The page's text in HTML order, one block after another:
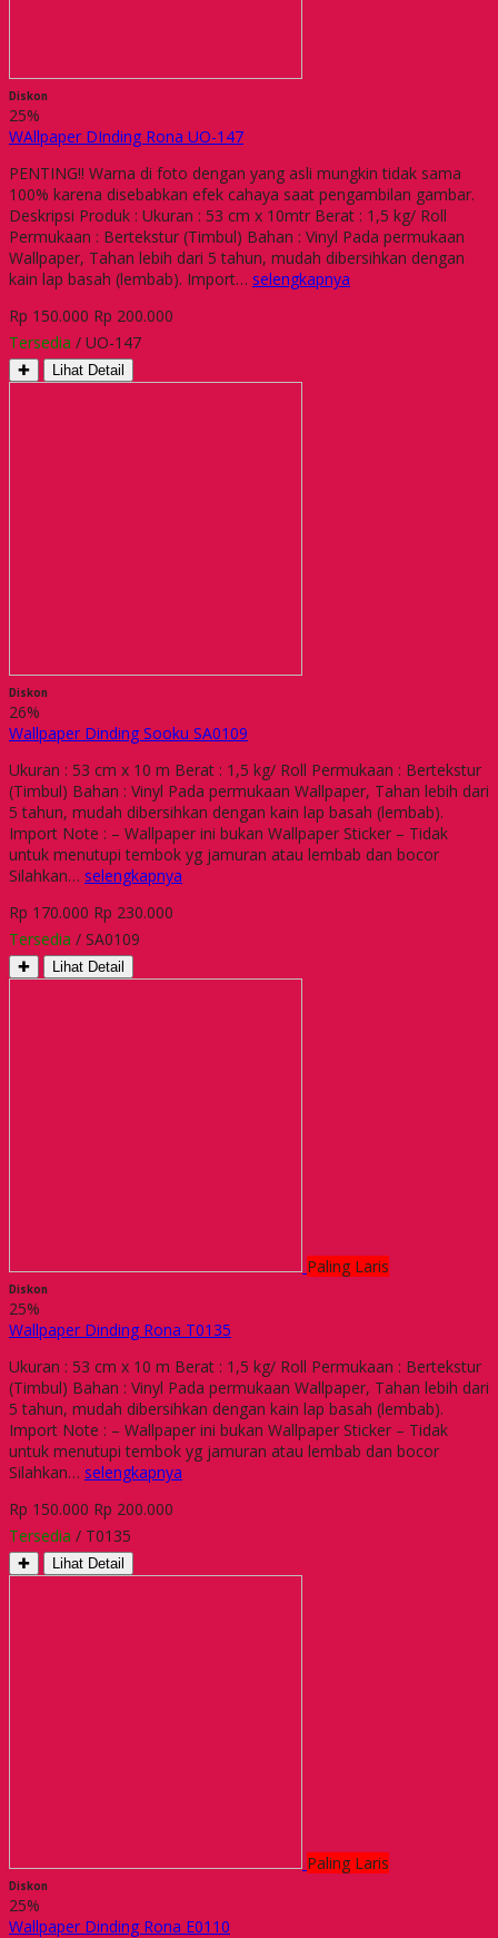
Diskon
25%
WAllpaper DInding Rona UO-147
PENTING!! Warna di foto dengan yang asli mungkin tidak sama
100% karena disebabkan efek cahaya saat pengambilan gambar.
Deskripsi Produk : Ukuran : 53 cm x 10mtr Berat : 1,5 kg/ Roll
Permukaan : Bertekstur (Timbul) Bahan : Vinyl Pada permukaan
Wallpaper, Tahan lebih dari 5 tahun, mudah dibersihkan dengan
kain lap basah (lembab). Import… selengkapnya
Rp 150.000 Rp 200.000
Tersedia / UO-147
✚ Lihat Detail
Diskon
26%
Wallpaper Dinding Sooku SA0109
Ukuran : 53 cm x 10 m Berat : 1,5 kg/ Roll Permukaan : Bertekstur
(Timbul) Bahan : Vinyl Pada permukaan Wallpaper, Tahan lebih dari
5 tahun, mudah dibersihkan dengan kain lap basah (lembab).
Import Note : – Wallpaper ini bukan Wallpaper Sticker – Tidak
untuk menutupi tembok yg jamuran atau lembab dan bocor
Silahkan… selengkapnya
Rp 170.000 Rp 230.000
Tersedia / SA0109
✚ Lihat Detail
Paling Laris
Diskon
25%
Wallpaper Dinding Rona T0135
Ukuran : 53 cm x 10 m Berat : 1,5 kg/ Roll Permukaan : Bertekstur
(Timbul) Bahan : Vinyl Pada permukaan Wallpaper, Tahan lebih dari
5 tahun, mudah dibersihkan dengan kain lap basah (lembab).
Import Note : – Wallpaper ini bukan Wallpaper Sticker – Tidak
untuk menutupi tembok yg jamuran atau lembab dan bocor
Silahkan… selengkapnya
Rp 150.000 Rp 200.000
Tersedia / T0135
✚ Lihat Detail
Paling Laris
Diskon
25%
Wallpaper Dinding Rona E0110